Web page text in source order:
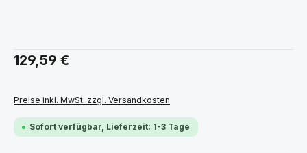
Regulärer Preis:
129,59 €
Preise inkl. MwSt. zzgl. Versandkosten
Sofort verfügbar, Lieferzeit: 1-3 Tage